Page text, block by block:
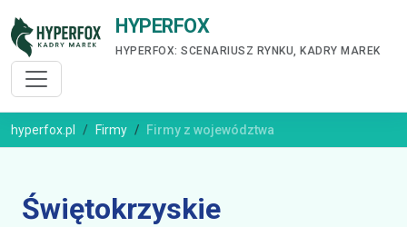
HYPERFOX
HYPERFOX: SCENARIUSZ RYNKU, KADRY MAREK
hyperfox.pl Firmy Firmy z województwa
Świętokrzyskie